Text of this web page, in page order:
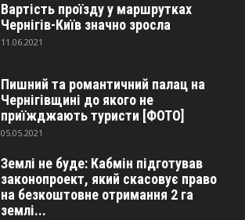
Вартість проїзду у маршрутках
Чернігів-Київ значно зросла
11.06.2021
Пишний та романтичний палац на
Чернігівщині до якого не
приїжджають туристи [ФОТО]
05.05.2021
Землі не буде: Кабмін підготував
законопроект, який скасовує право
на безкоштовне отримання 2 га
землі...